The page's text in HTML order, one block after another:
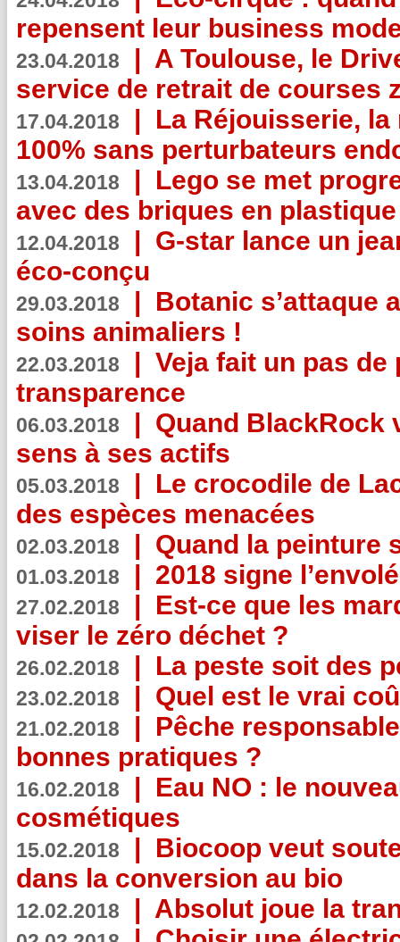
repensent leur business
23.04.2018 | A Toulouse, le
service de retrait de courses
17.04.2018 | La Réjouisserie,
100% sans perturbateurs
13.04.2018 | Lego se met
avec des briques en
12.04.2018 | G-star lance un
éco-conçu
29.03.2018 | Botanic s’attaque
soins animaliers !
22.03.2018 | Veja fait un pas de
transparence
06.03.2018 | Quand BlackRock
sens à ses actifs
05.03.2018 | Le crocodile de
des espèces menacées
02.03.2018 | Quand la peinture
01.03.2018 | 2018 signe
27.02.2018 | Est-ce que les
viser le zéro déchet ?
26.02.2018 | La peste soit des
23.02.2018 | Quel est le vrai
21.02.2018 | Pêche
bonnes pratiques ?
16.02.2018 | Eau NO : le
cosmétiques
15.02.2018 | Biocoop veut
dans la conversion au bio
12.02.2018 | Absolut joue la